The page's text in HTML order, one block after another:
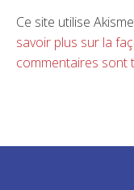
Ce site utilise
savoir plus sur la
commentaires sont